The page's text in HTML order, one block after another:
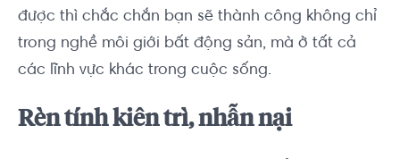
được thì chắc chắn bạn sẽ thành công không chỉ
trong nghề môi giới bất động sản, mà ở tất cả
các lĩnh vực khác trong cuộc sống.
Rèn tính kiên trì, nhẫn nại